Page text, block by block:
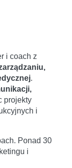
i coach z
.
projekty
i
Ponad 30
i